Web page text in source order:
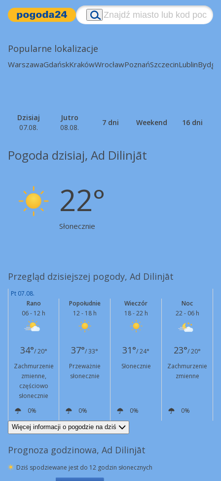
Popularne lokalizacje
WarszawaGdańskKrakówWrocławPoznańSzczecinLublin
Dzisiaj
07.08.
Jutro
08.08.
7 dni Weekend 16 dni
Pogoda dzisiaj, Ad Dilinjāt
22°
Słonecznie
Przegląd dzisiejszej pogody, Ad Dilinjāt
Pt 07.08.
Rano
06 - 12 h
Popołudnie
12 - 18 h
Wieczór
18 - 22 h
Noc
22 - 06 h
34°/ 20° 37°/ 33° 31°/ 24° 23°/ 20°
Zachmurzenie
zmienne,
częściowo
słonecznie
Przeważnie
słonecznie
Słonecznie
Zachmurzenie
zmienne
0% 0% 0%
0%
W
7 km/h W
15 km/h
Więcej informacji o pogodzie na dziś
Prognoza godzinowa, Ad Dilinjāt
Dziś spodziewane jest do 12 godzin słonecznych